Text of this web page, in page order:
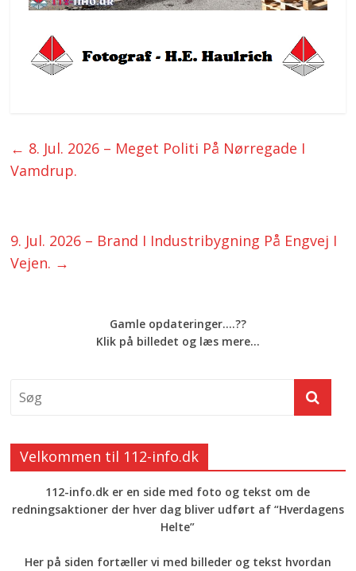
← 8. Jul. 2026 – Meget Politi På Nørregade I
Vamdrup.
9. Jul. 2026 – Brand I Industribygning På Engvej I
Vejen. →
Gamle opdateringer....??
Klik på billedet og læs mere...
Velkommen til 112-info.dk
112-info.dk er en side med foto og tekst om de
redningsaktioner der hver dag bliver udført af “Hverdagens
Helte”
Her på siden fortæller vi med billeder og tekst hvordan